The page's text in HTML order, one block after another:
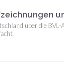
über die